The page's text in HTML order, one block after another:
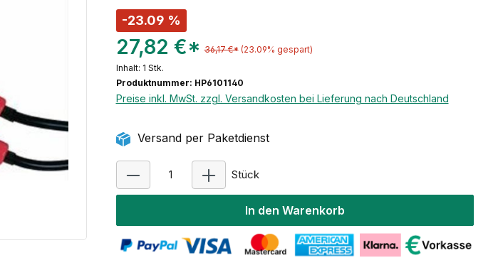
-23.09 %
27,82 €* 36,17 €* (23.09% gespart)
Inhalt: 1 Stk.
Produktnummer: HP6101140
Preise inkl. MwSt. zzgl. Versandkosten bei Lieferung nach Deutschland
Versand per Paketdienst
Stück
In den Warenkorb